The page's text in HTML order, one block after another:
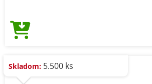
Skladom: 5.500 ks